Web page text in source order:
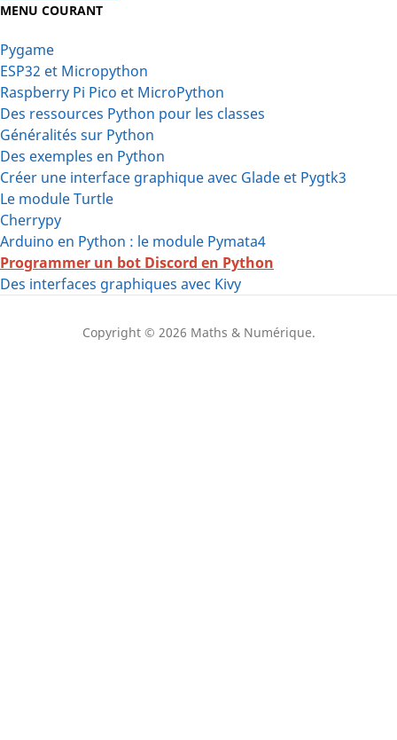
MENU COURANT
Pygame
ESP32 et Micropython
Raspberry Pi Pico et MicroPython
Des ressources Python pour les classes
Généralités sur Python
Des exemples en Python
Créer une interface graphique avec Glade et Pygtk3
Le module Turtle
Cherrypy
Arduino en Python : le module Pymata4
Programmer un bot Discord en Python
Des interfaces graphiques avec Kivy
Copyright © 2026 Maths & Numérique.